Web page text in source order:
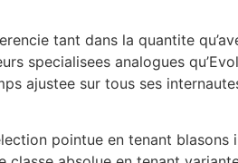
tant dans la quantite
specialisees analogues
ajustee sur tous ses
pointue en tenant blasons